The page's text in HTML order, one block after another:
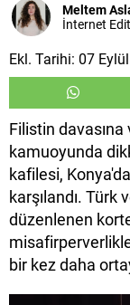
Meltem
İnternet
Ekl. Tarihi: 07
Filistin
kamuoyunda
kafilesi,
karşılandı. Türk
düzenlenen
bir kez daha